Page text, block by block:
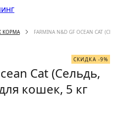
КОРМА FARMINA N&D GF OCEAN
СКИДКА -9%
Cat (Сельдь,
кошек, 5 кг